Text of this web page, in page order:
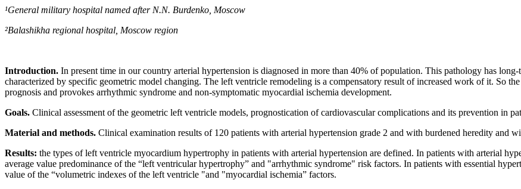
¹General military hospital named after N.N. Burdenko, Moscow
²Balashikha regional hospital, Moscow region
Introduction. In present time in our country arterial hypertension is diagnosed in more than 40% of population. This pathology has
characterized by specific geometric model changing. The left ventricle remodeling is a compensatory result of increased work of it. So
prognosis and provokes arrhythmic syndrome and non-symptomatic myocardial ischemia development.
Goals. Clinical assessment of the geometric left ventricle models, prognostication of cardiovascular complications and its prevention in
Material and methods. Clinical examination results of 120 patients with arterial hypertension grade 2 and with burdened heredity and
Results: the types of left ventricle myocardium hypertrophy in patients with arterial hypertension are defined. In patients with arterial
average value predominance of the “left ventricular hypertrophy” and "arrhythmic syndrome" risk factors. In patients with essential
value of the “volumetric indexes of the left ventricle "and "myocardial ischemia” factors.